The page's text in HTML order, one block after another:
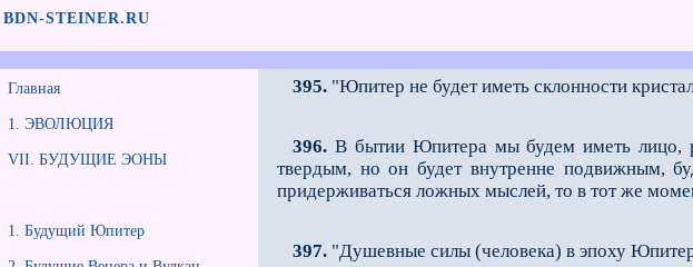
BDN-STEINER.RU
Главная
1. ЭВОЛЮЦИЯ
VII. БУДУЩИЕ ЭОНЫ
1. Будущий Юпитер
395. "Юпитер не будет иметь склонности
396. В бытии Юпитера мы будем иметь лицо,
твердым, но он будет внутренне подвижным,
придерживаться ложных мыслей, то в тот же
397. "Душевные силы (человека) в эпоху